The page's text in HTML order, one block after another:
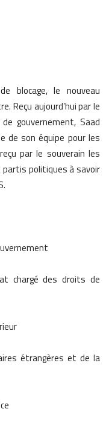
blocage, le nouveau
Reçu aujourd’hui par le
gouvernement, Saad
de son équipe pour les
par le souverain les
politiques à savoir
chargé des droits de
étrangères et de la